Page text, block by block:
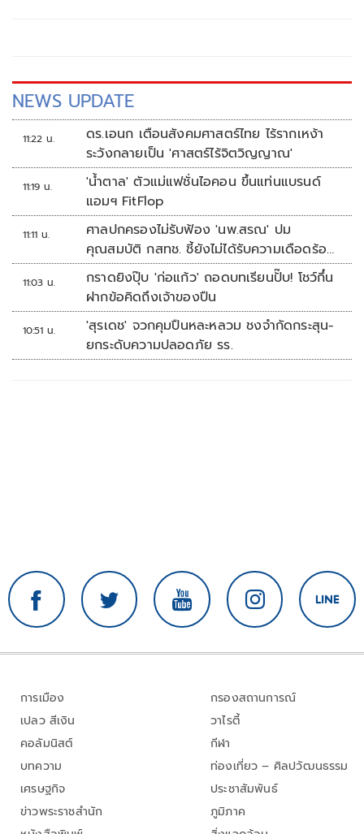
NEWS UPDATE
11:22 น.
ดร.เอนก เตือนสังคมศาสตร์ไทย ไร้รากเหง้า
ระวังกลายเป็น 'ศาสตร์ไร้จิตวิญญาณ'
11:19 น.
'น้ำตาล' ตัวแม่แฟชั่นไอคอน ขึ้นแท่นแบรนด์
แอมฯ FitFlop
11:11 น.
ศาลปกครองไม่รับฟ้อง 'นพ.สรณ' ปม
คุณสมบัติ กสทช. ชี้ยังไม่ได้รับความเดือดร้อน
เสียหาย
11:03 น.
กราดยิงปุ๊บ 'ก่อแก้ว' ถอดบทเรียนปั๊บ! โชว์กึ๋น
ฝากข้อคิดถึงเจ้าของปืน
10:51 น.
'สุรเดช' จวกคุมปืนหละหลวม ชงจำกัดกระสุน-
ยกระดับความปลอดภัย รร.
การเมือง
เปลว สีเงิน
คอลัมนิสต์
บทความ
เศรษฐกิจ
ข่าวพระราชสำนัก
กรองสถานการณ์
วาไรตี้
กีฬา
ท่องเที่ยว – ศิลปวัฒนธรรม
ประชาสัมพันธ์
ภูมิภาค